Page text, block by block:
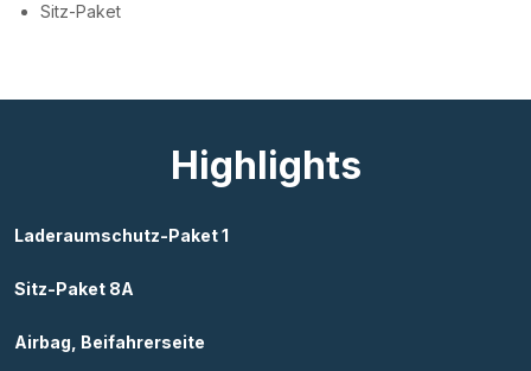
Sitz-Paket
Highlights
Laderaumschutz-Paket 1
Sitz-Paket 8A
Airbag, Beifahrerseite